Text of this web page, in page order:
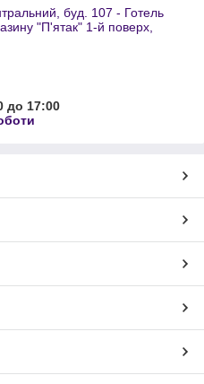
буд. 107 - Готель
"П'ятак" 1-й поверх,
до 17:00